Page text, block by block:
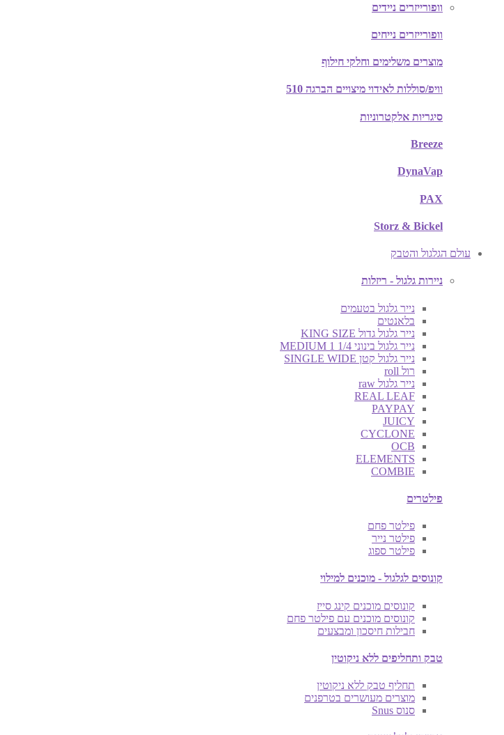
וופורייזרים ניידים
וופורייזרים נייחים
מוצרים משלימים וחלקי חילוף
וויפ/סוללות לאידוי מיצויים הברגה 510
סיגריות אלקטרוניות
Breeze
DynaVap
PAX
Storz & Bickel
עולם הגלגול והטבק
ניירות גלגול - ריזלות
נייר גלגול בטעמים
בלאנטים
נייר גלגול גדול KING SIZE
נייר גלגול בינוני MEDIUM 1 1/4
נייר גלגול קטן SINGLE WIDE
רול roll
נייר גלגול raw
REAL LEAF
PAYPAY
JUICY
CYCLONE
OCB
ELEMENTS
COMBIE
פילטרים
פילטר פחם
פילטר נייר
פילטר ספוג
קונוסים לגלגול - מוכנים למילוי
קונוסים מוכנים קינג סייז
קונוסים מוכנים עם פילטר פחם
חבילות חיסכון ומבצעים
טבק ותחליפים ללא ניקוטין
תחליף טבק ללא ניקוטין
מוצרים מעושרים בטרפנים
סנוס Snus